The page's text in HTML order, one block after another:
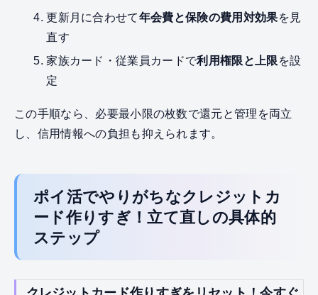
更新月に合わせて年会費と保険の費用対効果を見
直す
家族カード・従業員カードで利用権限と上限 を設
定
この手順なら、必要最小限の枚数で還元と管理を両立
し、信用情報への負担も抑えられます。
ポイ活でやりがちなクレジットカ
ード作りすぎ！立て直しの具体的
ステップ